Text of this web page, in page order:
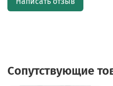
Сопутствующие